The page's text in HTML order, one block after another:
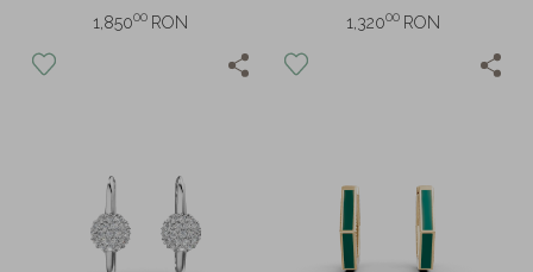
1,85000 RON 1,32000 RON